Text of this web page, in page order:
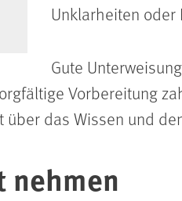
Unklarheiten
Gute
Vorbereitung
das Wissen und
nehmen